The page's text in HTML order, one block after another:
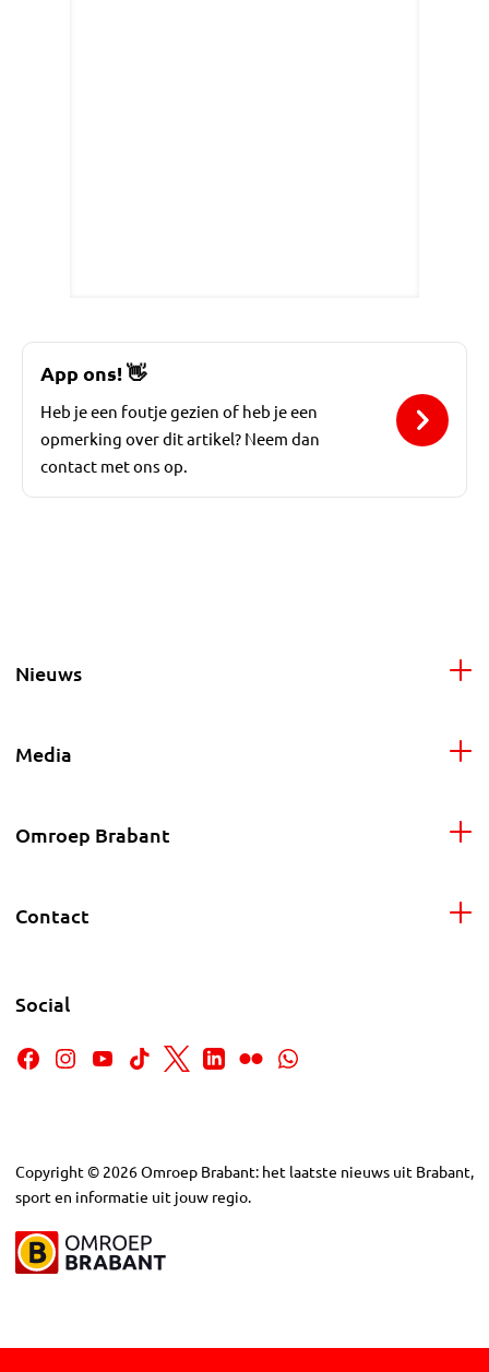
App ons!👋
Heb je een foutje gezien of heb je een
opmerking over dit artikel? Neem dan
contact met ons op.
Nieuws
Media
Omroep Brabant
Contact
Social
Copyright © 2026Omroep Brabant: het laatste nieuws uit Brabant,
sport en informatie uit jouw regio.